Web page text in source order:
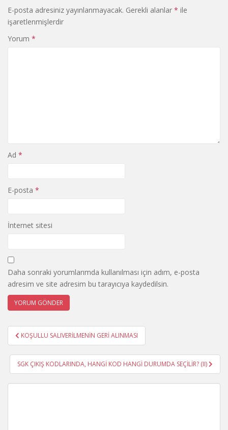
E-posta adresiniz yayınlanmayacak. Gerekli alanlar * ile
işaretlenmişlerdir
Yorum *
Ad *
E-posta *
İnternet sitesi
Daha sonraki yorumlarımda kullanılması için adım, e-posta
adresim ve site adresim bu tarayıcıya kaydedilsin.
Yazı
gezinmesi
KOŞULLU SALIVERİLMENİN GERİ ALINMASI
SGK ÇIKIŞ KODLARINDA, HANGİ KOD HANGİ DURUMDA SEÇİLİR? (II)